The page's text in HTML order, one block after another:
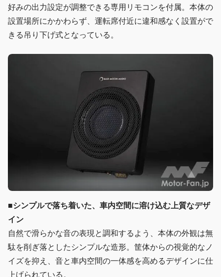
好みの出力設定が調整できる専用リモコンを付属。本体の
設置場所にかかわらず、運転席付近に違和感なく設置がで
きる吊り下げ式となっている。
■シンプルで落ち着いた、車内空間に溶け込む上質なデザ
イン
自然で滑らかな音の表現と調和するよう、本体の外観は無
駄を削ぎ落としたシンプルな造形。筐体からの視覚的なノ
イズを抑え、音と車内空間の一体感を高めるデザインに仕
上げられている。